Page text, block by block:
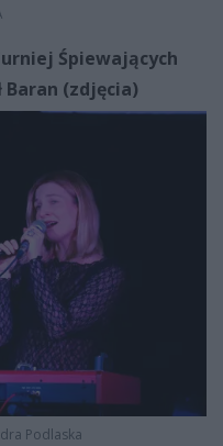
Śpiewających
Baran (zdjęcia)
Podlaska